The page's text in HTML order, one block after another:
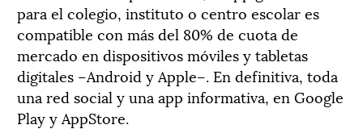
para el colegio, instituto o centro escolar es
compatible con más del 80% de cuota de
mercado en dispositivos móviles y tabletas
digitales –Android y Apple–. En definitiva, toda
una red social y una app informativa, en Google
Play y AppStore.